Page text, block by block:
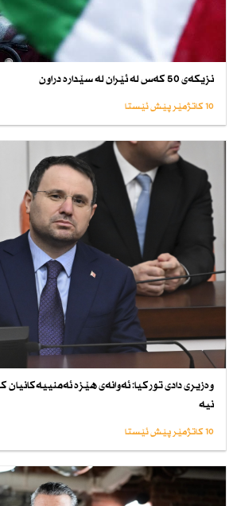
نزیكەی 50 كەس لە ئێران لە سێدارە دراون
10 کاتژمێر پێش ئێستا
وەزیری دادی توركیا: ئەوانەی هێزە
نیە
10 کاتژمێر پێش ئێستا